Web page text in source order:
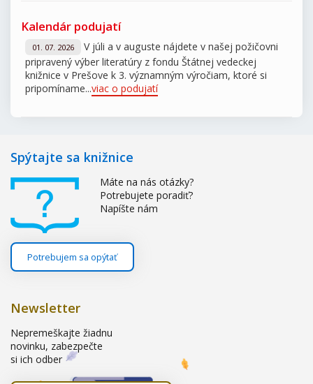
Kalendár podujatí
01. 07. 2026
V júli a v auguste nájdete v našej požičovni
pripravený výber literatúry z fondu Štátnej vedeckej
knižnice v Prešove k 3. významným výročiam, ktoré si
pripomíname...viac o podujatí
Spýtajte sa knižnice
Máte na nás otázky?
Potrebujete poradiť?
Napíšte nám
Potrebujem sa opýtať
Newsletter
Nepremeškajte žiadnu
novinku, zabezpečte
si ich odber